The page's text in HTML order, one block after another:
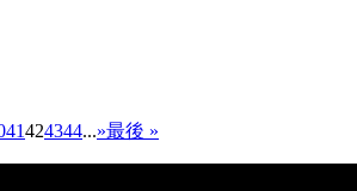
41424344...»最後 »